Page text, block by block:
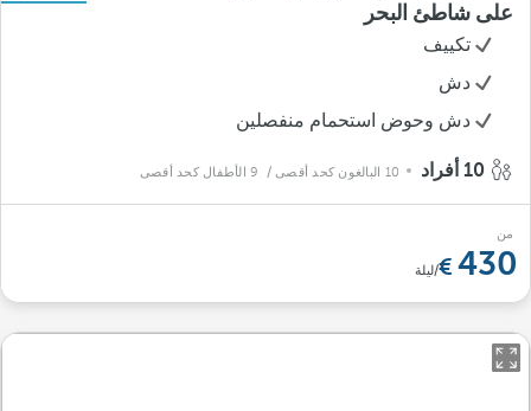
على شاطئ البحر
تكييف
دش
دش وحوض استحمام منفصلين
10 البالغون كحد أقصى / 9 الأطفال كحد أقصى
من
430 /ليلة